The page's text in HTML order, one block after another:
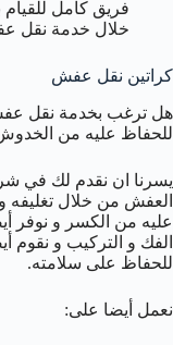
فريق كامل
خلال خدمة نقل
كراتين نقل عفش
هل ترغب بخدمة نقل
للحفاظ عليه من
يسرنا ان نقدم لك في
العفش من خلال تغليفه
عليه من الكسر و نوفر
الفك و التركيب و نقوم
للحفاظ على سلامته.
نعمل أيضا على: